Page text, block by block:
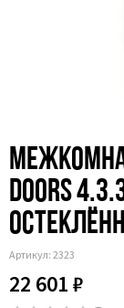
Doors
Артикул: 2323
22 601 ₽